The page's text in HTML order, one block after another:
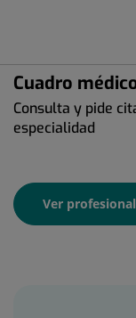
Cuadro
Consulta y pide
especialidad
Ver